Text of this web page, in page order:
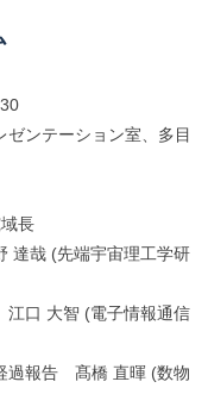
ンテーション室、多目
長
哉 (先端宇宙理工学研
口 大智 (電子情報通信
過報告 髙橋 直暉 (数物